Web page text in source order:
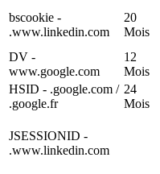
bscookie -
.www.linkedin.com
20
Mois
DV -
www.google.com
12
Mois
HSID - .google.com /
.google.fr
24
Mois
JSESSIONID -
.www.linkedin.com